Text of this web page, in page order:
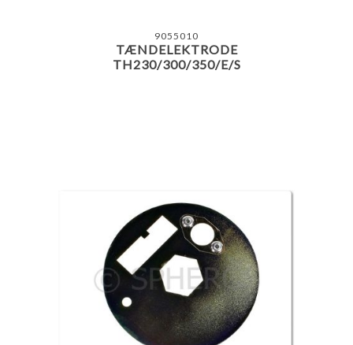
9055010
TÆNDELEKTRODE
TH230/300/350/E/S